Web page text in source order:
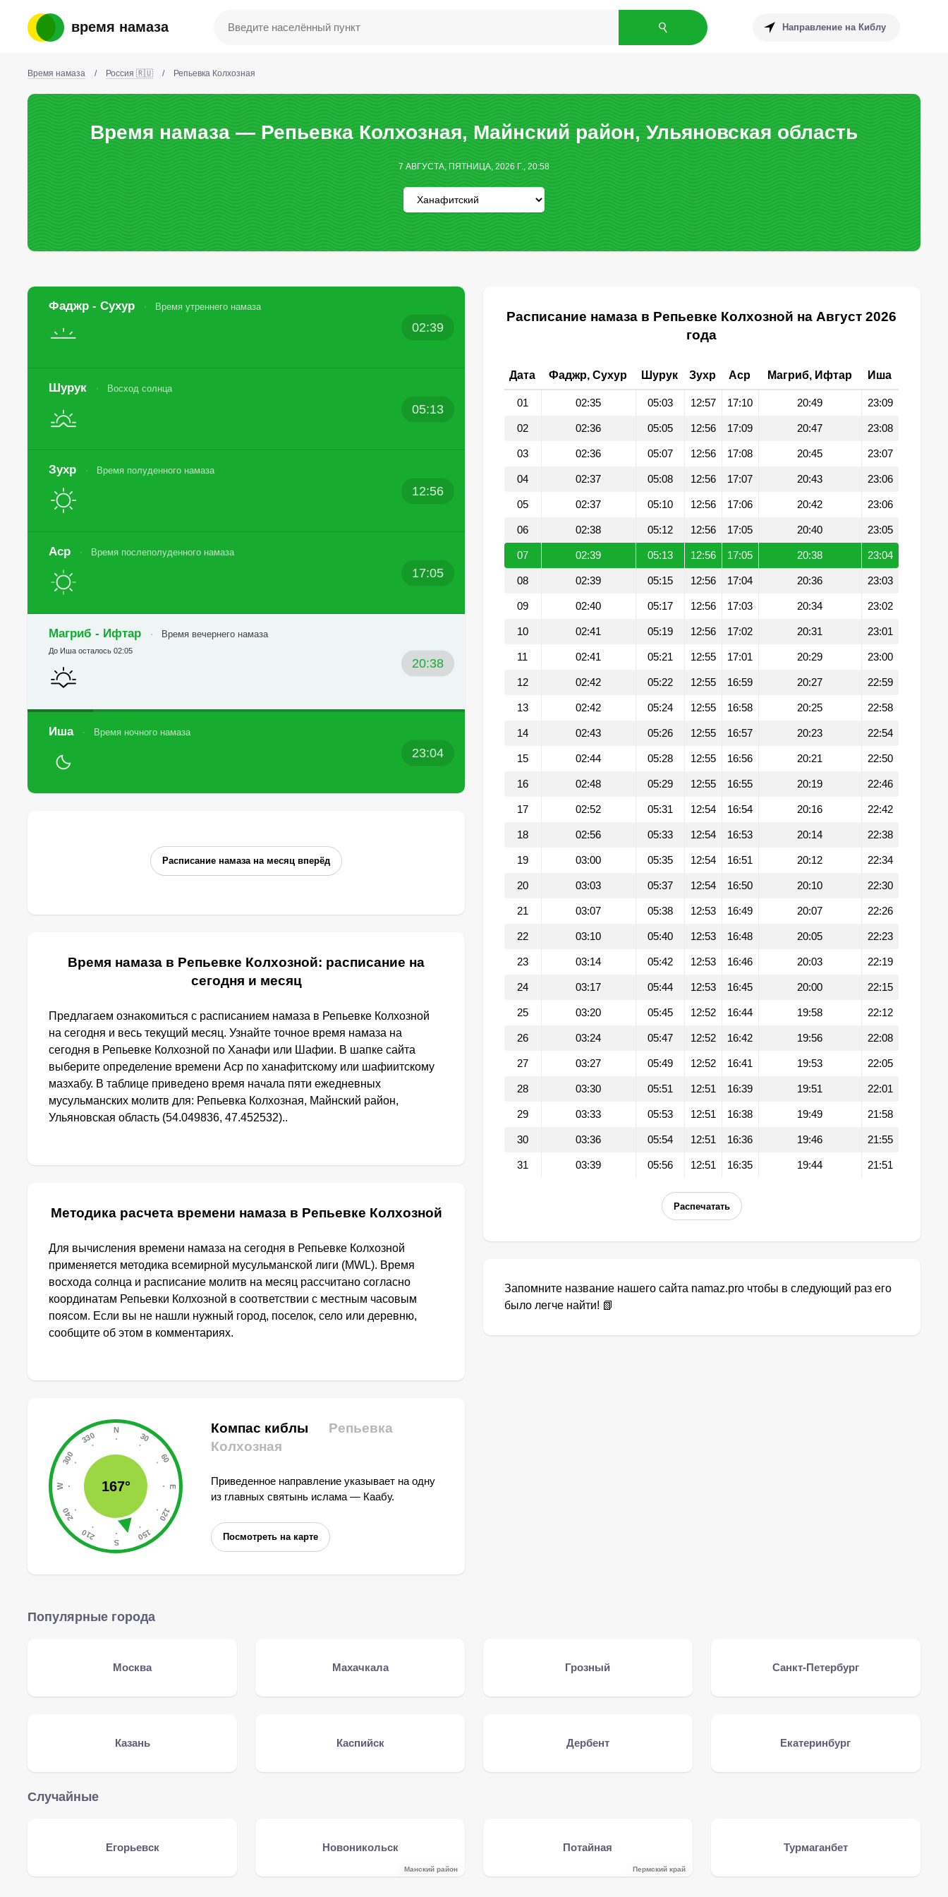
время намаза Направление на Киблу
Время намаза / Россия 🇷🇺 / Репьевка Колхозная
Время намаза — Репьевка Колхозная, Майнский район, Ульяновская область
7 АВГУСТА, ПЯТНИЦА, 2026 Г., 20:58
Фаджр - Сухур Время утреннего намаза
02:39
Шурук Восход солнца
05:13
Зухр Время полуденного намаза
12:56
Аср Время послеполуденного намаза
17:05
Магриб - Ифтар Время вечернего намаза
20:38
До Иша осталось 02:05
Иша Время ночного намаза
23:04
Расписание намаза на месяц вперёд
Время намаза в Репьевке Колхозной: расписание на
сегодня и месяц
Предлагаем ознакомиться с расписанием намаза в Репьевке Колхозной
на сегодня и весь текущий месяц. Узнайте точное время намаза на
сегодня в Репьевке Колхозной по Ханафи или Шафии. В шапке сайта
выберите определение времени Аср по ханафитскому или шафиитскому
мазхабу. В таблице приведено время начала пяти ежедневных
мусульманских молитв для: Репьевка Колхозная, Майнский район,
Ульяновская область (54.049836, 47.452532)..
Методика расчета времени намаза в Репьевке Колхозной
Для вычисления времени намаза на сегодня в Репьевке Колхозной
применяется методика всемирной мусульманской лиги (MWL). Время
восхода солнца и расписание молитв на месяц рассчитано согласно
координатам Репьевки Колхозной в соответствии с местным часовым
поясом. Если вы не нашли нужный город, поселок, село или деревню,
сообщите об этом в комментариях.
167°
Компас киблы
Репьевка
Колхозная
Приведенное направление указывает на одну
из главных святынь ислама — Каабу.
Посмотреть на карте
Расписание намаза в Репьевке Колхозной на Август 2026
года
Дата Фаджр, Сухур Шурук Зухр Аср Магриб, Ифтар Иша
01 02:35 05:03 12:57 17:10 20:49 23:09
02 02:36 05:05 12:56 17:09 20:47 23:08
03 02:36 05:07 12:56 17:08 20:45 23:07
04 02:37 05:08 12:56 17:07 20:43 23:06
05 02:37 05:10 12:56 17:06 20:42 23:06
06 02:38 05:12 12:56 17:05 20:40 23:05
07 02:39 05:13 12:56 17:05 20:38 23:04
08 02:39 05:15 12:56 17:04 20:36 23:03
09 02:40 05:17 12:56 17:03 20:34 23:02
10 02:41 05:19 12:56 17:02 20:31 23:01
11 02:41 05:21 12:55 17:01 20:29 23:00
12 02:42 05:22 12:55 16:59 20:27 22:59
13 02:42 05:24 12:55 16:58 20:25 22:58
14 02:43 05:26 12:55 16:57 20:23 22:54
15 02:44 05:28 12:55 16:56 20:21 22:50
16 02:48 05:29 12:55 16:55 20:19 22:46
17 02:52 05:31 12:54 16:54 20:16 22:42
18 02:56 05:33 12:54 16:53 20:14 22:38
19 03:00 05:35 12:54 16:51 20:12 22:34
20 03:03 05:37 12:54 16:50 20:10 22:30
21 03:07 05:38 12:53 16:49 20:07 22:26
22 03:10 05:40 12:53 16:48 20:05 22:23
23 03:14 05:42 12:53 16:46 20:03 22:19
24 03:17 05:44 12:53 16:45 20:00 22:15
25 03:20 05:45 12:52 16:44 19:58 22:12
26 03:24 05:47 12:52 16:42 19:56 22:08
27 03:27 05:49 12:52 16:41 19:53 22:05
28 03:30 05:51 12:51 16:39 19:51 22:01
29 03:33 05:53 12:51 16:38 19:49 21:58
30 03:36 05:54 12:51 16:36 19:46 21:55
31 03:39 05:56 12:51 16:35 19:44 21:51
Распечатать
Запомните название нашего сайта namaz.pro чтобы в следующий раз его
было легче найти! 📗
Популярные города
Москва Махачкала Грозный Санкт-Петербург
Казань Каспийск Дербент Екатеринбург
Случайные
Егорьевск Новоникольск
Манский район
Потайная
Пермский край
Турмаганбет